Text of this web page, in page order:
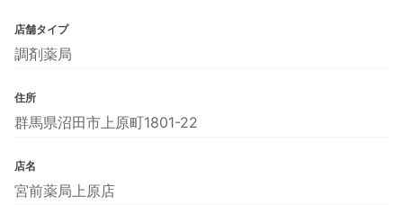
店舗タイプ
調剤薬局
住所
群馬県沼田市上原町1801-22
店名
宮前薬局上原店